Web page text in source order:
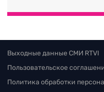
Выходные данные СМИ RTVI
Пользовательское
Политика обработки